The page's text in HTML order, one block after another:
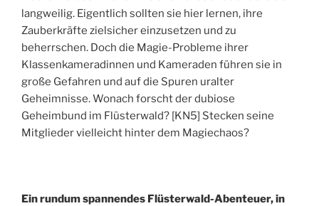
langweilig. Eigentlich sollten sie hier lernen, ihre
Zauberkräfte zielsicher einzusetzen und zu
beherrschen. Doch die Magie-Probleme ihrer
Klassenkameradinnen und Kameraden führen sie in
große Gefahren und auf die Spuren uralter
Geheimnisse. Wonach forscht der dubiose
Geheimbund im Flüsterwald? [KN5] Stecken seine
Mitglieder vielleicht hinter dem Magiechaos?
Ein rundum spannendes Flüsterwald-Abenteuer, in